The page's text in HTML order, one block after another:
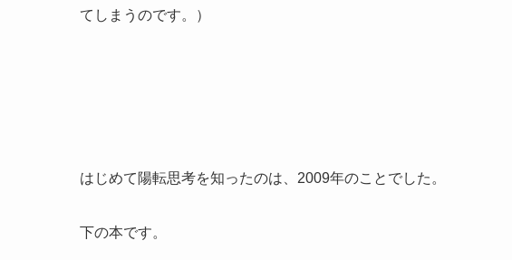
てしまうのです。）
はじめて陽転思考を知ったのは、2009年のことでした。
下の本です。